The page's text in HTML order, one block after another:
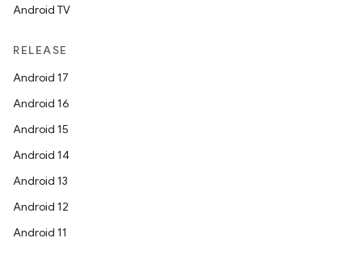
Android TV
RELEASE
Android 17
Android 16
Android 15
Android 14
Android 13
Android 12
Android 11